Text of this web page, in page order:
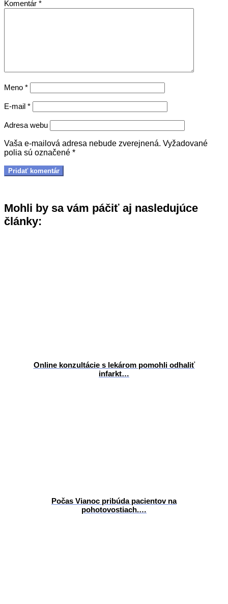
Komentár *
Meno *
E-mail *
Adresa webu
Vaša e-mailová adresa nebude zverejnená. Vyžadované
polia sú označené *
Mohli by sa vám páčiť aj nasledujúce
články:
Online konzultácie s lekárom pomohli odhaliť
infarkt…
Počas Vianoc pribúda pacientov na
pohotovostiach.…